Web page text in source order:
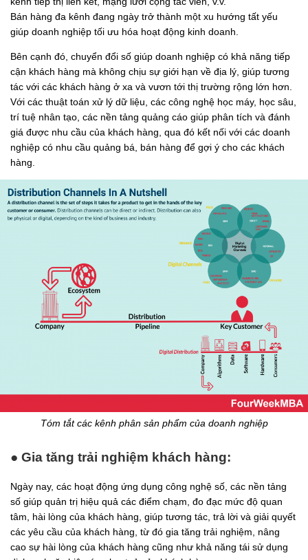
Bán hàng đa kênh đang ngày trở thành một xu hướng tất yếu
giúp doanh nghiệp tối ưu hóa hoạt động kinh doanh.
Bên cạnh đó, chuyển đổi số giúp doanh nghiệp có khả năng tiếp
cận khách hàng mà không chịu sự giới hạn về địa lý, giúp tương
tác với các khách hàng ở xa và vươn tới thị trường rộng lớn hơn.
Với các thuật toán xử lý dữ liệu, các công nghệ học máy, học sâu,
trí tuệ nhân tạo, các nền tảng quảng cáo giúp phân tích và đánh
giá được nhu cầu của khách hàng, qua đó kết nối với các doanh
nghiệp có nhu cầu quảng bá, bán hàng để gợi ý cho các khách
hàng.
Tóm tắt các kênh phân sản phẩm của doanh nghiệp
● Gia tăng trải nghiệm khách hàng:
Ngày nay, các hoạt động ứng dụng công nghệ số, các nền tảng
số giúp quản trị hiệu quả các điểm chạm, đo đạc mức độ quan
tâm, hài lòng của khách hàng, giúp tương tác, trả lời và giải quyết
các yêu cầu của khách hàng, từ đó gia tăng trải nghiệm, nâng
cao sự hài lòng của khách hàng cũng như khả năng tái sử dụng